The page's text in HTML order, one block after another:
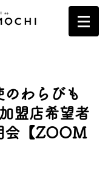
のわらびも
盟店希望者
会【ZOOM